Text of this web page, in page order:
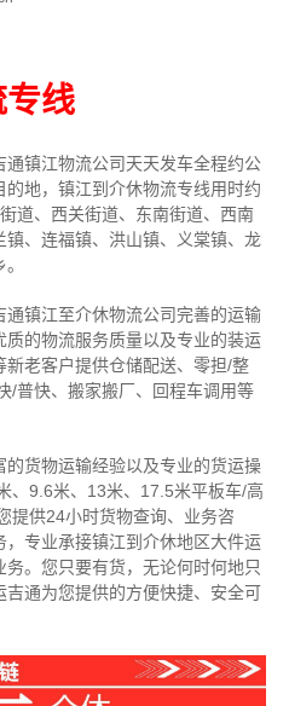
线
通镇江物流公司天天发车全程约公
的地，镇江到介休物流专线用时约
道、西关街道、东南街道、西南
、连福镇、洪山镇、义棠镇、龙
镇江至介休物流公司完善的运输
的物流服务质量以及专业的装运
老客户提供仓储配送、零担/整
/普快、搬家搬厂、回程车调用等
的货物运输经验以及专业的货运操
、9.6米、13米、17.5米平板车/高
提供24小时货物查询、业务咨
专业承接镇江到介休地区大件运
。 您只要有货，无论何时何地只
通为您提供的方便快捷、安全可